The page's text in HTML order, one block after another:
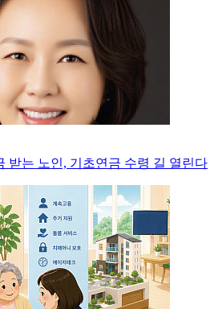
받는 노인, 기초연금 수령 길 열린다